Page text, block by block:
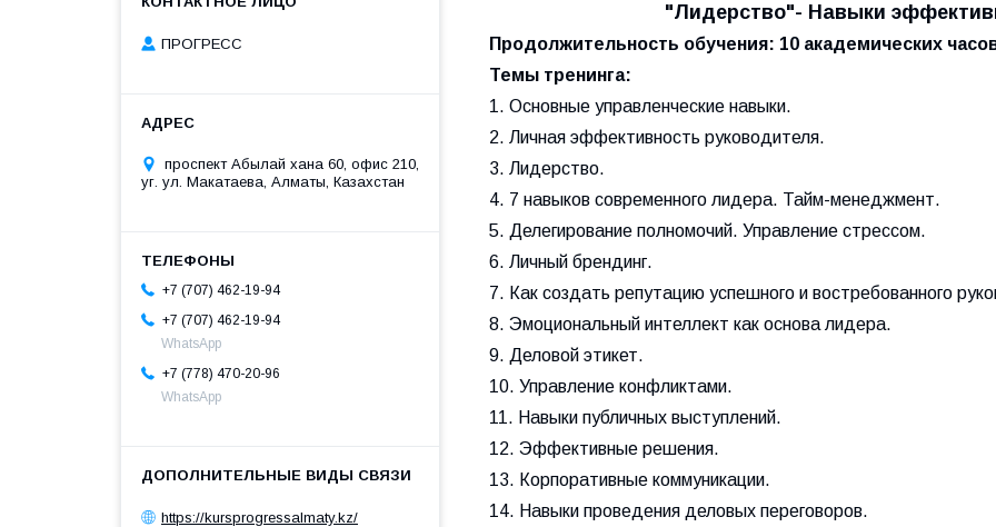
"Лидерство"- Навыки
Продолжительность обучения: 10 академических
Темы тренинга:
1. Основные управленческие навыки.
2. Личная эффективность руководителя.
3. Лидерство.
4. 7 навыков современного лидера. Тайм-менеджмент.
5. Делегирование полномочий. Управление стрессом.
6. Личный брендинг.
7. Как создать репутацию успешного и востребованного
8. Эмоциональный интеллект как основа лидера.
9. Деловой этикет.
10. Управление конфликтами.
11. Навыки публичных выступлений.
12. Эффективные решения.
13. Корпоративные коммуникации.
14. Навыки проведения деловых переговоров.
ПРОГРЕСС
проспект Абылай хана 60, офис 210,
уг. ул. Макатаева, Алматы, Казахстан
+7 (707) 462-19-94
+7 (707) 462-19-94
WhatsApp
+7 (778) 470-20-96
WhatsApp
https://kursprogressalmaty.kz/